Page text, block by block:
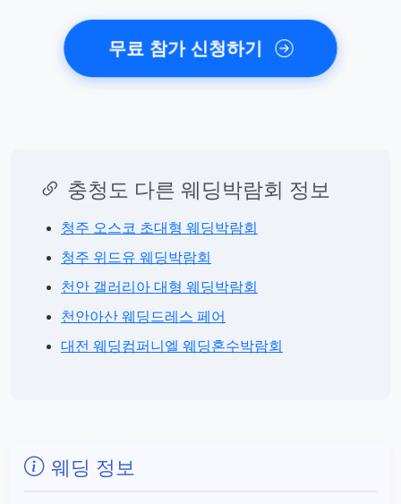
무료 참가 신청하기
충청도 다른 웨딩박람회 정보
청주 오스코 초대형 웨딩박람회
청주 위드유 웨딩박람회
천안 갤러리아 대형 웨딩박람회
천안아산 웨딩드레스 페어
대전 웨딩컴퍼니엘 웨딩혼수박람회
웨딩 정보